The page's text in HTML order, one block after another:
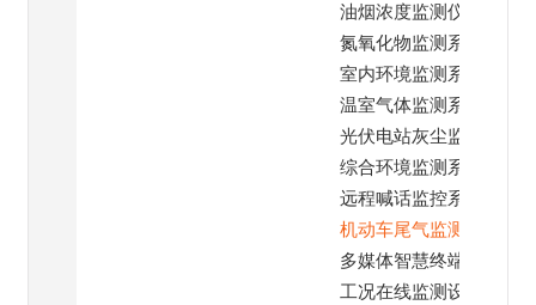
油烟浓度监测仪
氮氧化物监测系统
室内环境监测系统
温室气体监测系统
光伏电站灰尘监测
综合环境监测系统
远程喊话监控系统
机动车尾气监测
多媒体智慧终端系统
工况在线监测设备